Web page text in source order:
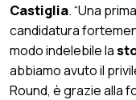
Castiglia. “Una
candidatura
modo indelebile la
abbiamo avuto il
Round, è grazie alla